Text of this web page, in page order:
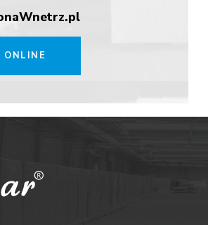
ONLINE